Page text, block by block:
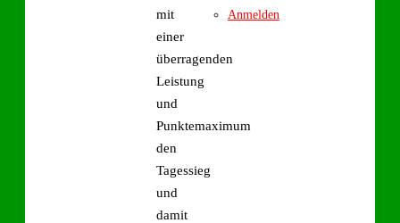
mit
einer
überragenden
Leistung
und
Punktemaximum
den
Tagessieg
und
damit
Anmelden